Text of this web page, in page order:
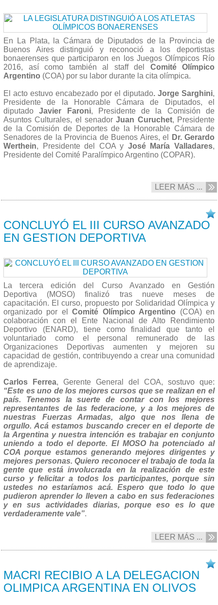
En La Plata, la Cámara de Diputados de la Provincia de
Buenos Aires distinguió y reconoció a los deportistas
bonaerenses que participaron en los Juegos Olímpicos Río
2016, así como también al staff del Comité Olímpico
Argentino (COA) por su labor durante la cita olímpica.
El acto estuvo encabezado por el diputado. Jorge Sarghini,
Presidente de la Honorable Cámara de Diputados, el
diputadoJavier Faroni, Presidente de la Comisión de
Asuntos Culturales, el senadorJuan Curuchet, Presidente
de la Comisión de Deportes de la Honorable Cámara de
Senadores de la Provincia de Buenos Aires, el
Dr. Gerardo
Werthein, Presidente del COA y José María Valladares,
Presidente del Comité Paralímpico Argentino (COPAR).
LEER MÁS ...
CONCLUYÓ EL III CURSO AVANZADO
EN GESTION DEPORTIVA
La tercera edición del Curso Avanzado en Gestión
Deportiva (MOSO) finalizó tras nueve meses de
capacitación. El curso, propuesto por Solidaridad Olímpica y
organizado por elComité Olímpico Argentino (COA) en
colaboración con el Ente Nacional de Alto Rendimiento
Deportivo (ENARD), tiene como finalidad que tanto el
voluntariado como el personal remunerado de las
Organizaciones Deportivas aumenten y mejoren su
capacidad de gestión, contribuyendo a crear una comunidad
de aprendizaje.
Carlos Ferrea, Gerente General del COA, sostuvo que:
“Este es uno de los mejores cursos que se realizan en el
país. Tenemos la suerte de contar con los mejores
representantes de las federacione, y a los mejores de
nuestras Fuerzas Armadas, algo que nos llena de
orgullo. Acá estamos buscando crecer en el deporte de
la Argentina y nuestra intención es trabajar en conjunto
uniendo a todo el deporte. El MOSO ha potenciado al
COA porque estamos generando mejores dirigentes y
mejores personas. Quiero reconocer el trabajo de toda la
gente que está involucrada en la realización de este
curso y felicitar a todos los participantes, porque sin
ustedes no estaríamos acá. Espero que todo lo que
pudieron aprender lo lleven a cabo en sus federaciones
y en sus actividades diarias, porque eso es lo que
verdaderamente vale”.
LEER MÁS ...
MACRI RECIBIO A LA DELEGACION
OLIMPICA ARGENTINA EN OLIVOS